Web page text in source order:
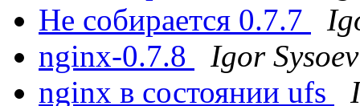
Не собирается 0.7.7
nginx-0.7.8
Igor Sysoev
nginx в состоянии ufs